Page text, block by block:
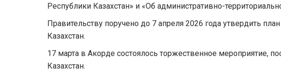
Республики Казахстан» и «Об административно-
Правительству поручено до 7 апреля 2026 года утвердить
Казахстан.
17 марта в Акорде состоялось торжественное мероприятие,
Казахстан.